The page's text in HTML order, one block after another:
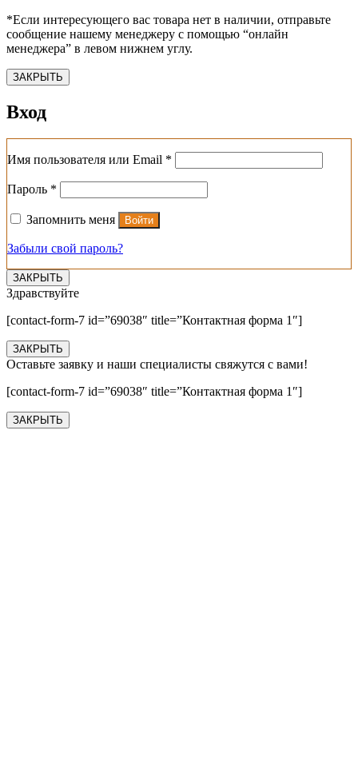
*Если интересующего вас товара нет в наличии, отправьте
сообщение нашему менеджеру с помощью “онлайн
менеджера” в левом нижнем углу.
ЗАКРЫТЬ
Вход
Имя пользователя или Email *
Пароль *
Запомнить меня Войти
Забыли свой пароль?
ЗАКРЫТЬ
Здравствуйте
[contact-form-7 id=”69038″ title=”Контактная форма 1″]
ЗАКРЫТЬ
Оставьте заявку и наши специалисты свяжутся с вами!
[contact-form-7 id=”69038″ title=”Контактная форма 1″]
ЗАКРЫТЬ